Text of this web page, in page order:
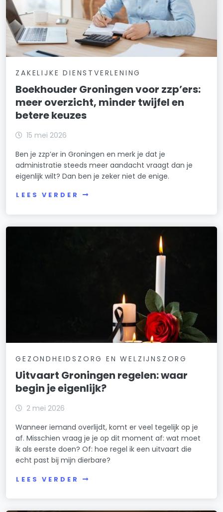
ZAKELIJKE DIENSTVERLENING
Boekhouder Groningen voor zzp’ers:
meer overzicht, minder twijfel en
betere keuzes
15 mei 2026
Ben je zzp’er in Groningen en merk je dat je
administratie steeds meer aandacht vraagt dan je
eigenlijk wilt? Dan ben je zeker niet de enige.
LEES VERDER
GEZONDHEIDSZORG EN WELZIJNSZORG
Uitvaart Groningen regelen: waar
begin je eigenlijk?
2 mei 2026
Wanneer iemand overlijdt, komt er veel tegelijk op je
af. Misschien vraag je je op dit moment af: wat moet
ik als eerste doen? Of: hoe regel ik een uitvaart die
echt past bij mijn dierbare?
LEES VERDER